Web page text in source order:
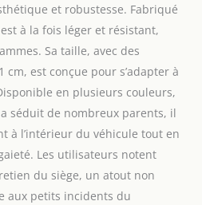
écorchures dues à la
ceinture. Ainsi, les
blessures de la peau de
votre enfant sont exclues
en cas d'urgence. Grâce
au harnais à 5 points
avec 3 systèmes
d’attache, votre enfant
est toujours bien assis
dans le siège auto pour
enfant. 𝐐𝐔𝐀𝐓𝐑𝐄
𝐑É𝐆𝐋𝐀𝐆𝐄𝐒 𝐃𝐄 𝐏𝐎𝐒𝐈𝐓𝐈𝐎𝐍
et robustesse. Fabriqué
à la fois léger et résistant,
Sa taille, avec des
cm, est conçue pour s’adapter à
en plusieurs couleurs,
séduit de nombreux parents, il
à l’intérieur du véhicule tout en
Les utilisateurs notent
du siège, un atout non
aux petits incidents du